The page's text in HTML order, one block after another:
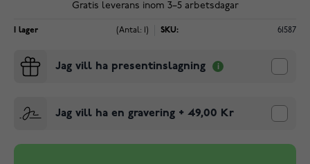
Gratis leverans inom 3–5 arbetsdagar
I lager (Antal: 1) SKU: 61587
Jag vill ha presentinslagning
Jag vill ha en gravering + 49,00 Kr